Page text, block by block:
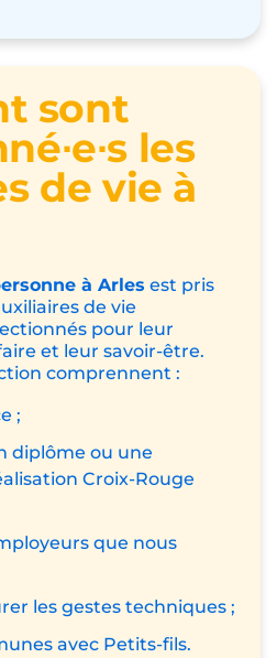
sont
les
de vie à
à Arles est pris
de vie
pour leur
et leur savoir-être.
comprennent :
;
diplôme ou une
Croix-Rouge
que nous
les gestes techniques ;
avec Petits-fils.